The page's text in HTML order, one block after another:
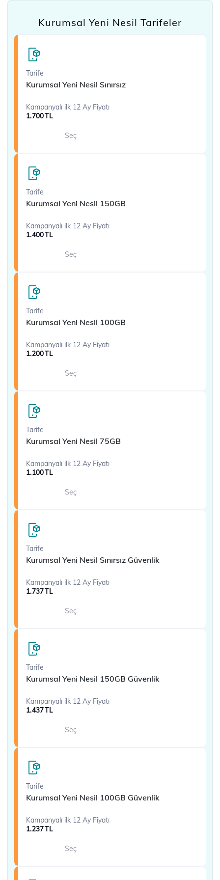
Kurumsal Yeni Nesil Tarifeler
Tarife
Kurumsal Yeni Nesil Sınırsız
Kampanyalı ilk 12 Ay Fiyatı
1.700TL
Seç
Tarife
Kurumsal Yeni Nesil 150GB
Kampanyalı ilk 12 Ay Fiyatı
1.400TL
Seç
Tarife
Kurumsal Yeni Nesil 100GB
Kampanyalı ilk 12 Ay Fiyatı
1.200TL
Seç
Tarife
Kurumsal Yeni Nesil 75GB
Kampanyalı ilk 12 Ay Fiyatı
1.100TL
Seç
Tarife
Kurumsal Yeni Nesil Sınırsız Güvenlik
Kampanyalı ilk 12 Ay Fiyatı
1.737TL
Seç
Tarife
Kurumsal Yeni Nesil 150GB Güvenlik
Kampanyalı ilk 12 Ay Fiyatı
1.437TL
Seç
Tarife
Kurumsal Yeni Nesil 100GB Güvenlik
Kampanyalı ilk 12 Ay Fiyatı
1.237TL
Seç